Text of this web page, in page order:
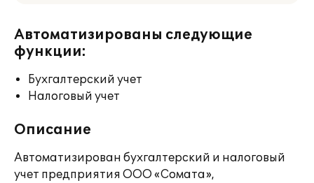
Автоматизированы следующие
функции:
Бухгалтерский учет
Налоговый учет
Описание
Автоматизирован бухгалтерский и налоговый
учет предприятия ООО «Сомата»,